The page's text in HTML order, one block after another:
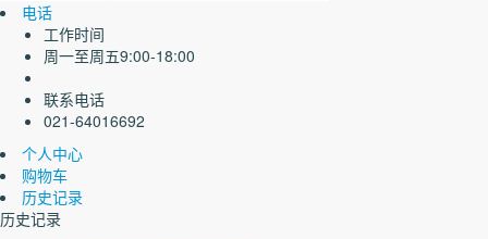
电话
工作时间
周一至周五9:00-18:00
联系电话
021-64016692
个人中心
购物车
历史记录
历史记录